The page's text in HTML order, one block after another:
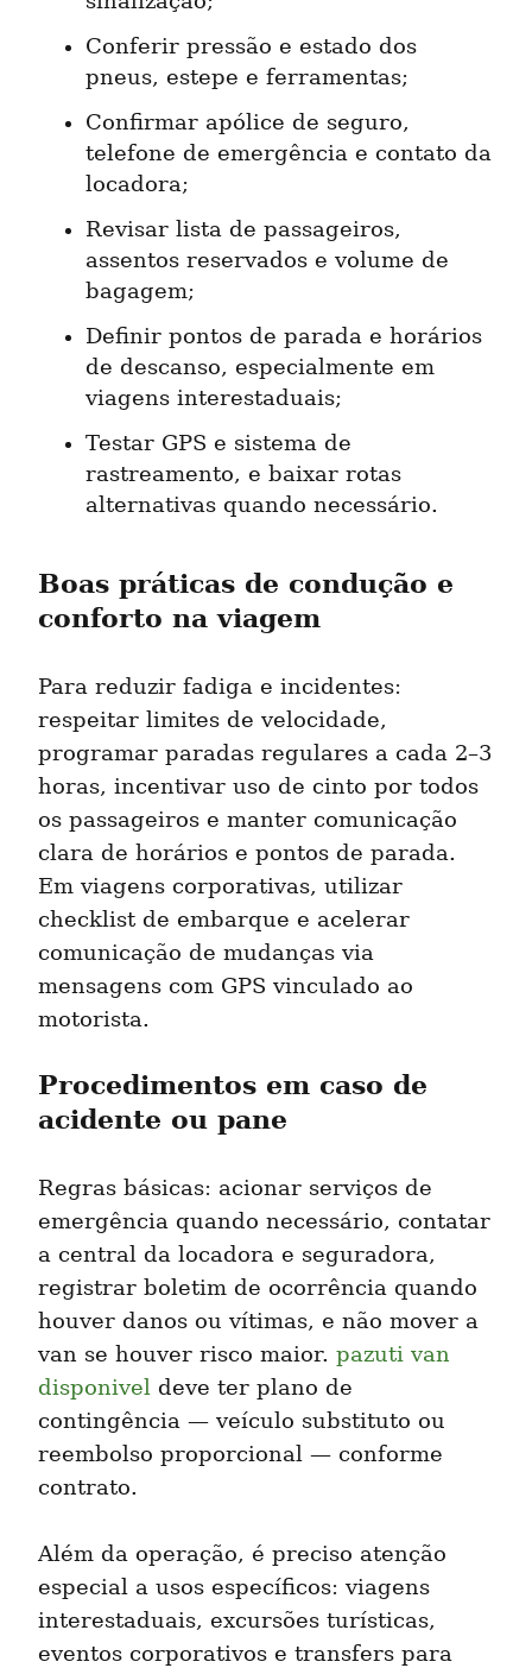
Conferir pressão e estado dos
pneus, estepe e ferramentas;
Confirmar apólice de seguro,
telefone de emergência e contato da
locadora;
Revisar lista de passageiros,
assentos reservados e volume de
bagagem;
Definir pontos de parada e horários
de descanso, especialmente em
viagens interestaduais;
Testar GPS e sistema de
rastreamento, e baixar rotas
alternativas quando necessário.
Boas práticas de condução e
conforto na viagem
Para reduzir fadiga e incidentes:
respeitar limites de velocidade,
programar paradas regulares a cada 2–3
horas, incentivar uso de cinto por todos
os passageiros e manter comunicação
clara de horários e pontos de parada.
Em viagens corporativas, utilizar
checklist de embarque e acelerar
comunicação de mudanças via
mensagens com GPS vinculado ao
motorista.
Procedimentos em caso de
acidente ou pane
Regras básicas: acionar serviços de
emergência quando necessário, contatar
a central da locadora e seguradora,
registrar boletim de ocorrência quando
houver danos ou vítimas, e não mover a
van se houver risco maior. pazuti van
disponivel deve ter plano de
contingência — veículo substituto ou
reembolso proporcional — conforme
contrato.
Além da operação, é preciso atenção
especial a usos específicos: viagens
interestaduais, excursões turísticas,
eventos corporativos e transfers para